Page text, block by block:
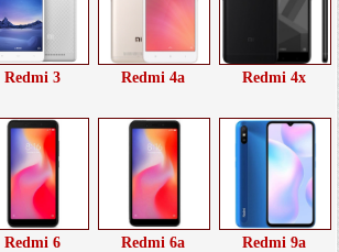
Redmi 3 Redmi 4a Redmi 4x
Redmi 6 Redmi 6a Redmi 9a